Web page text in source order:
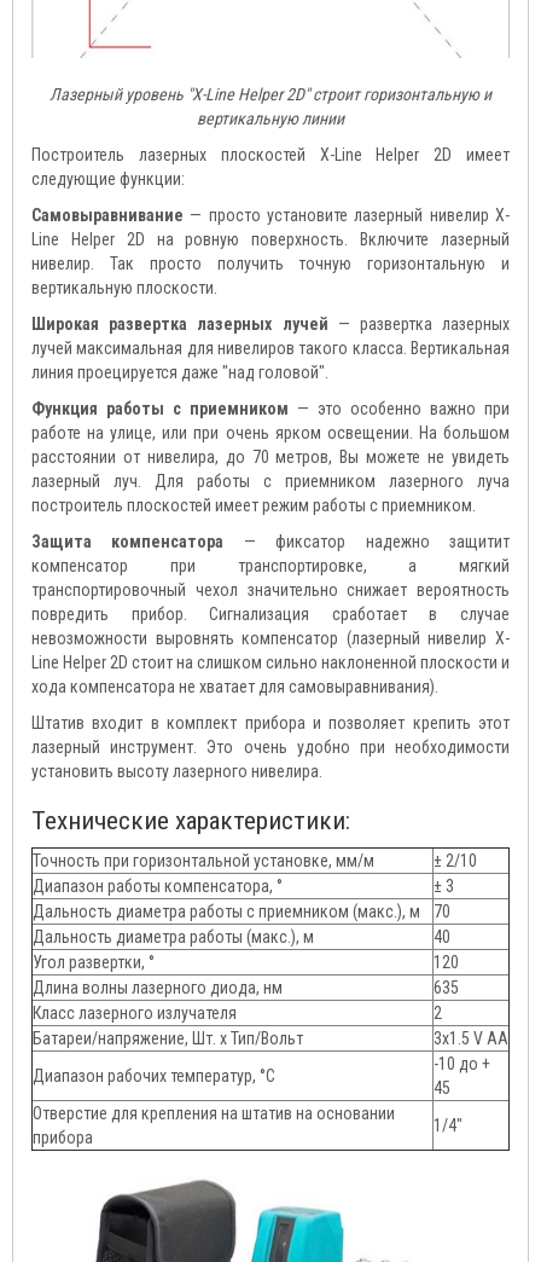
Лазерный уровень "X-Line Helper 2D" строит горизонтальную и
вертикальную линии
Построитель лазерных плоскостей X-Line Helper 2D имеет
следующие функции:
Самовыравнивание — просто установите лазерный нивелир X-
Line Helper 2D на ровную поверхность. Включите лазерный
нивелир. Так просто получить точную горизонтальную и
вертикальную плоскости.
Широкая развертка лазерных лучей — развертка лазерных
лучей максимальная для нивелиров такого класса. Вертикальная
линия проецируется даже "над головой".
Функция работы с приемником — это особенно важно при
работе на улице, или при очень ярком освещении. На большом
расстоянии от нивелира, до 70 метров, Вы можете не увидеть
лазерный луч. Для работы с приемником лазерного луча
построитель плоскостей имеет режим работы с приемником.
Защита компенсатора — фиксатор надежно защитит
компенсатор при транспортировке, а мягкий
транспортировочный чехол значительно снижает вероятность
повредить прибор. Сигнализация сработает в случае
невозможности выровнять компенсатор (лазерный нивелир X-
Line Helper 2D стоит на слишком сильно наклоненной плоскости и
хода компенсатора не хватает для самовыравнивания).
Штатив входит в комплект прибора и позволяет крепить этот
лазерный инструмент. Это очень удобно при необходимости
установить высоту лазерного нивелира.
Технические характеристики:
Точность при горизонтальной установке, мм/м
± 2/10
Диапазон работы компенсатора, °
± 3
Дальность диаметра работы с приемником (макс.), м
70
Дальность диаметра работы (макс.), м
40
Угол развертки, °
120
Длина волны лазерного диода, нм
635
Класс лазерного излучателя
2
Батареи/напряжение, Шт. х Тип/Вольт
3х1.5 V AA
Диапазон рабочих температур, °С
-10 до +
45
Отверстие для крепления на штатив на основании
прибора
1/4"